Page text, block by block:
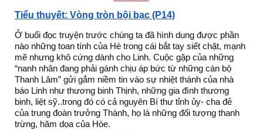
Tiểu thuyết: Vòng tròn bội bạc (P14)
Ở buổi đọc truyện trước chúng ta đã hình dung được phần
nào những toan tính của Hè trong cái bắt tay siết chặt, mạnh
mẽ nhưng khô cứng dành cho Linh. Cuộc gặp của những
“nanh nhân đang phải gánh chịu áp bức từ những cán bộ
Thanh Lâm” gửi gắm niềm tin vào sự nhiệt thành của nhà
báo Linh như thương binh Thịnh, những gia đình thương
binh, liệt sỹ..trong đó có cả nguyên Bí thư tỉnh ủy- cha đẻ
của trung đoàn trưởng Thành, họ là những đối tượng thanh
trừng, hăm dọa của Hòe.